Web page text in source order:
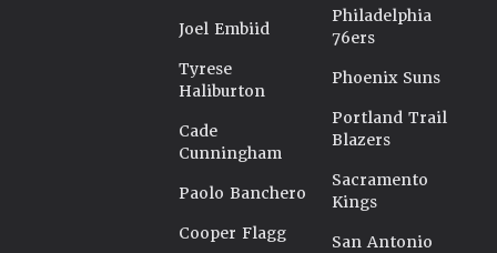
Joel Embiid
Tyrese
Haliburton
Cade
Cunningham
Paolo Banchero
Cooper Flagg
Philadelphia
76ers
Phoenix Suns
Portland Trail
Blazers
Sacramento
Kings
San Antonio